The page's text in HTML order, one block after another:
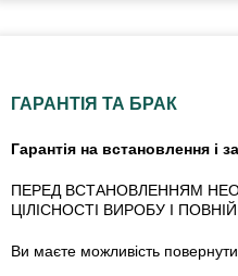
ГАРАНТІЯ ТА БРАК
Гарантія на встановлення і
ПЕРЕД ВСТАНОВЛЕННЯМ
ЦІЛІСНОСТІ ВИРОБУ І
Ви маєте можливість